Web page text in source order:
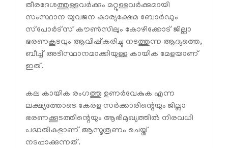
തീരദേശത്തുള്ളവര്‍ക്കും മറ്റുള്ളവര്‍ക്കുമായി
സംസ്ഥാന യുവജന കാര്യക്ഷേമ ബോര്‍ഡും
സ്‌പോര്‍ട്‌സ് കൗണ്‍സിലും കോഴിക്കോട് ജില്ലാ
ഭരണകൂടവും ആവിഷ്‌കരിച്ചു നടത്തുന്ന ആദ്യത്തെ,
ബീച്ച് അടിസ്ഥാനമാക്കിയുള്ള കായിക മേളയാണ്
ഇത്.
കല കായിക രംഗത്തു ഉണര്‍വേകുക എന്ന
ലക്ഷ്യത്തോടെ കേരള സര്‍ക്കാരിന്റെയും ജില്ലാ
ഭരണക്കൂടത്തിന്റെയും ആഭിമുഖ്യത്തില്‍ നിരവധി
പദ്ധതികളാണ് ആസൂത്രണം ചെയ്ത്
നടപ്പാക്കുന്നത്.